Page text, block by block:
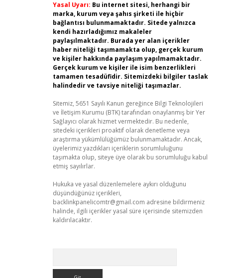
Yasal Uyarı: Bu internet sitesi, herhangi bir
marka, kurum veya şahıs şirketi ile hiçbir
bağlantısı bulunmamaktadır. Sitede yalnızca
kendi hazırladığımız makaleler
paylaşılmaktadır. Burada yer alan içerikler
haber niteliği taşımamakta olup, gerçek kurum
ve kişiler hakkında paylaşım yapılmamaktadır.
Gerçek kurum ve kişiler ile isim benzerlikleri
tamamen tesadüfidir. Sitemizdeki bilgiler taslak
halindedir ve tavsiye niteliği taşımazlar.
Sitemiz, 5651 Sayılı Kanun gereğince Bilgi Teknolojileri
ve İletişim Kurumu (BTK) tarafından onaylanmış bir Yer
Sağlayıcı olarak hizmet vermektedir. Bu nedenle,
sitedeki içerikleri proaktif olarak denetleme veya
araştırma yükümlülüğümüz bulunmamaktadır. Ancak,
üyelerimiz yazdıkları içeriklerin sorumluluğunu
taşımakta olup, siteye üye olarak bu sorumluluğu kabul
etmiş sayılırlar.
Hukuka ve yasal düzenlemelere aykırı olduğunu
düşündüğünüz içerikleri,
backlinkpanelicomtr@gmail.com adresine bildirmeniz
halinde, ilgili içerikler yasal süre içerisinde sitemizden
kaldırılacaktır.